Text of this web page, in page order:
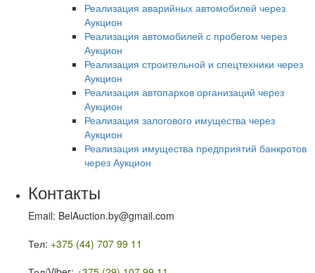
Реализация аварийных автомобилей через
Аукцион
Реализация автомобилей с пробегом через
Аукцион
Реализация строительной и спецтехники через
Аукцион
Реализация автопарков организаций через
Аукцион
Реализация залогового имущества через
Аукцион
Реализация имущества предприятий банкротов
через Аукцион
Контакты
Email: BelAuction.by@gmail.com
Тел: +375 (44) 707 99 11